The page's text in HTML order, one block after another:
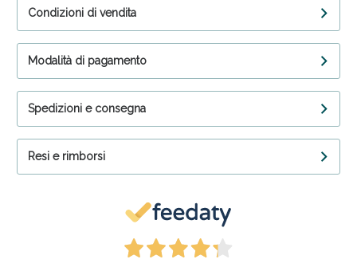
Condizioni di vendita
Modalità di pagamento
Spedizioni e consegna
Resi e rimborsi